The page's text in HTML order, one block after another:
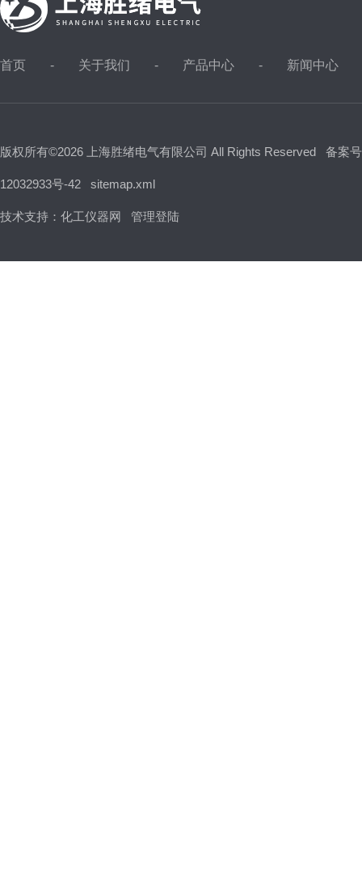
首页 关于我们 产品中心 新闻中心
版权所有©2026 上海胜绪电气有限公司 All Rights Reserved 备案
12032933号-42 sitemap.xml
技术支持： 化工仪器网 管理登陆